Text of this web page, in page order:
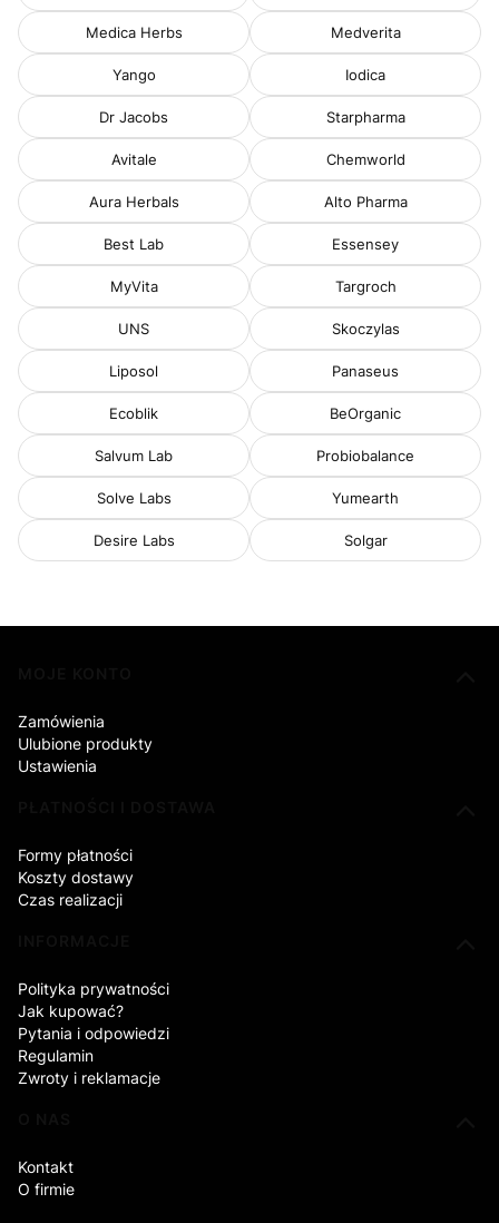
Medica Herbs Medverita
Yango Iodica
Dr Jacobs Starpharma
Avitale Chemworld
Aura Herbals Alto Pharma
Best Lab Essensey
MyVita Targroch
UNS Skoczylas
Liposol Panaseus
Ecoblik BeOrganic
Salvum Lab Probiobalance
Solve Labs Yumearth
Desire Labs Solgar
Zamówienia
Ulubione produkty
Ustawienia
Formy płatności
Koszty dostawy
Czas realizacji
Polityka prywatności
Jak kupować?
Pytania i odpowiedzi
Regulamin
Zwroty i reklamacje
Kontakt
O firmie